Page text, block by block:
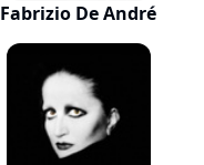
Fabrizio De André